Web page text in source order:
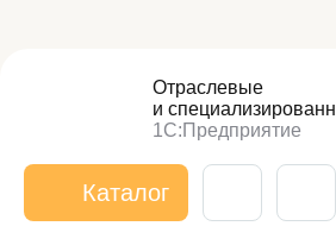
Отраслевые
и
1С:Предприятие
Каталог